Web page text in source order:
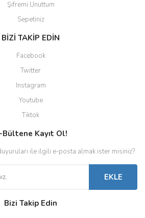
Şifremi Unuttum
Sepetiniz
BİZİ TAKİP EDİN
Facebook
Twitter
Instagram
Youtube
Tiktok
Bültene Kayıt Ol!
ile ilgili e-posta almak ister misiniz?
EKLE
Bizi Takip Edin